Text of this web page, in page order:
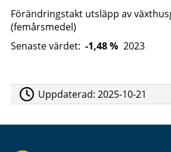
Förändringstakt utsläpp av
(femårsmedel)
Senaste värdet: -1,48 % 2023
Uppdaterad:2025-10-21